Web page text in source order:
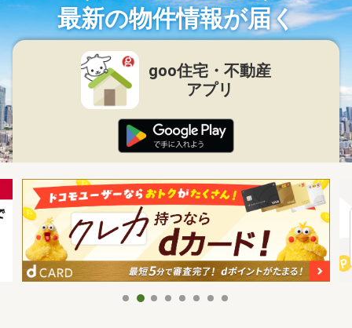
最新の物件情報が届く
goo住宅・不動産
アプリ